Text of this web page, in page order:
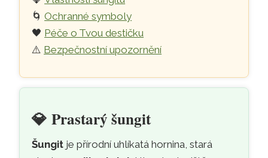
🌀Ochranné symboly
🖤 Péče o Tvou destičku
⚠️ Bezpečnostní upozornění
💎Prastarý šungit
Šungit je přírodní uhlíkatá hornina, stará